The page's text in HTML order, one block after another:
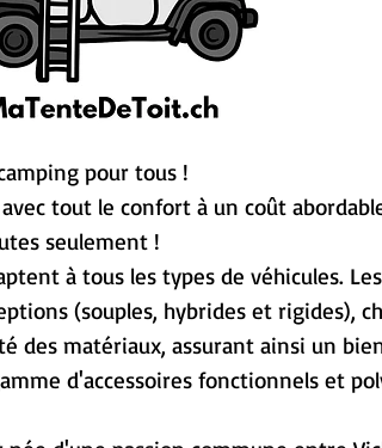
pour tous !
tout le confort à un coût
seulement !
à tous les types de véhicules.
(souples, hybrides et rigides),
des matériaux, assurant ainsi un
d'accessoires fonctionnels et